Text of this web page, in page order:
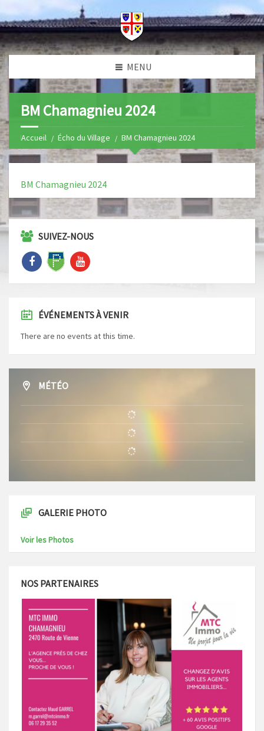
MENU
BM Chamagnieu 2024
Home Écho du Village BM Chamagnieu 2024
BM Chamagnieu 2024
SUIVEZ-NOUS
ÉVÉNEMENTS À VENIR
There are no events at this time.
MÉTÉO
GALERIE PHOTO
Voir les Photos
NOS PARTENAIRES